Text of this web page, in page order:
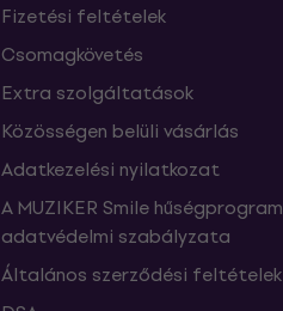
Fizetési feltételek
Csomagkövetés
Extra szolgáltatások
Közösségen belüli vásárlás
Adatkezelési nyilatkozat
A MUZIKER Smile hűségprogram
adatvédelmi szabályzata
Általános szerződési feltételek